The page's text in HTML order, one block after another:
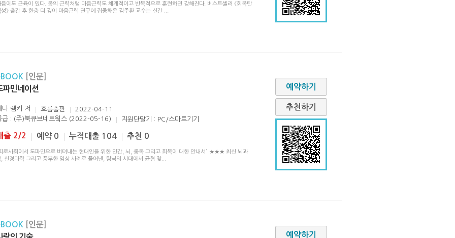
음에도 근육이 있다. 몸의 근력처럼 마음근력도 체계적이고 반복적으로 훈련하면 강해진다. 베스트셀러 《회복탄
성》 출간 후 한층 더 깊이 마음근력 연구에 집중해온 김주환 교수는 신간
[인문]
파민네이션
나 렘키 저 흐름출판
2022-04-11
급 : (주)북큐브네트웍스 (2022-05-16)
지원단말기 : PC/스마트기기
출 2/2 예약 0 누적대출 104 추천 0
로사회에서 도파민으로 버텨내는 현대인을 위한 인간, 뇌, 중독 그리고 회복에 대한 안내서” ★★★ 최신 뇌과
, 신경과학 그리고 풍부한 임상 사례로 풀어낸, 탐닉의 시대에서 균형 찾...
예약하기
추천하기
[인문]
예약하기